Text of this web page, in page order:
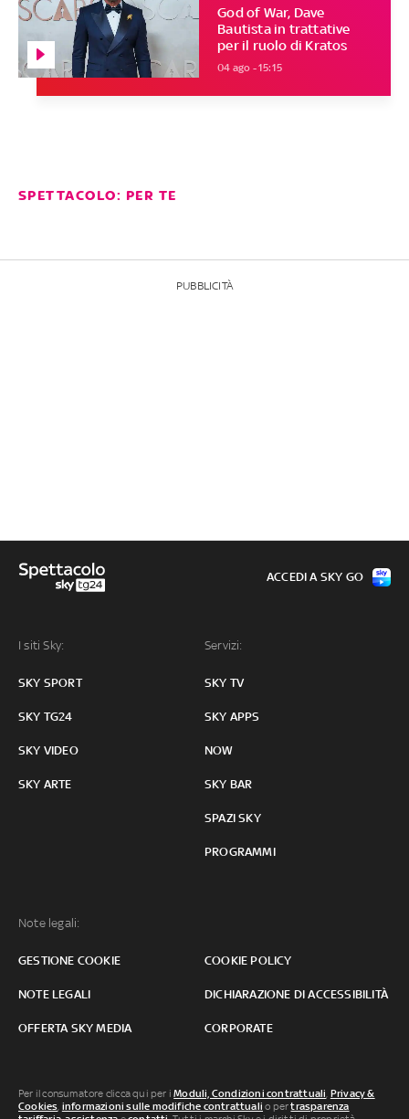
God of War, Dave
Bautista in trattative
per il ruolo di Kratos
04 ago - 15:15
SPETTACOLO: PER TE
PUBBLICITÀ
I siti Sky:
SKY SPORT
SKY TG24
SKY VIDEO
SKY ARTE
Servizi:
SKY TV
SKY APPS
NOW
SKY BAR
SPAZI SKY
PROGRAMMI
Note legali:
GESTIONE COOKIE COOKIE POLICY
NOTE LEGALI DICHIARAZIONE DI ACCESSIBILITÀ
OFFERTA SKY MEDIA CORPORATE
ACCEDI A SKY GO
Per il consumatore clicca qui per iModuli, Condizioni contrattuali Privacy &
Cookies informazioni sulle modifiche contrattuali o pertrasparenza